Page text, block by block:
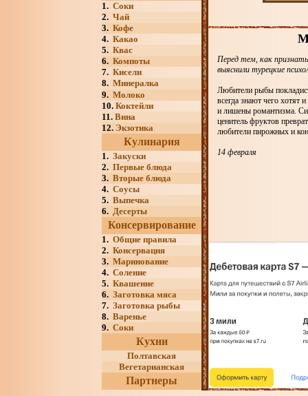
1. Соки
2. Чай
3. Кофе
4. Какао
5. Квас
6. Компоты
7. Кисели
8. Минералка
9. Молоко
10. Коктейли
11. Вина
12. Экзотика
Кулинария
1. Закуски
2. Первые блюда
3. Вторые блюда
4. Соусы
5. Выпечка
6. Десерты
Консервирование
1. Общие правила
2. Консервация
3. Маринование
4. Соление
5. Квашение
6. Заготовка мяса
7. Заготовка рыбы
8. Варенье
9. Соки
Кухни
Полтавская
Вегетарианская
Партнеры
Перед тем, как
выяснили турецкие
Любители рыбы
всегда знают чего хотят
и лишены романтизма.
ценитель фруктов
любители пирожных и
14 февраля